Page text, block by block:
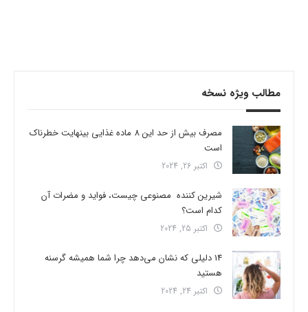
مطالب ویژه نسخه
مصرف بیش از حد این 8 ماده غذایی بینهایت خطرناک
است
اکتبر 26, 2024
شیرین کننده مصنوعی چیست، فواید و مضرات آن
کدام است؟
اکتبر 25, 2024
14 دلیلی که نشان می‌دهد چرا شما همیشه گرسنه
هستید
اکتبر 24, 2024